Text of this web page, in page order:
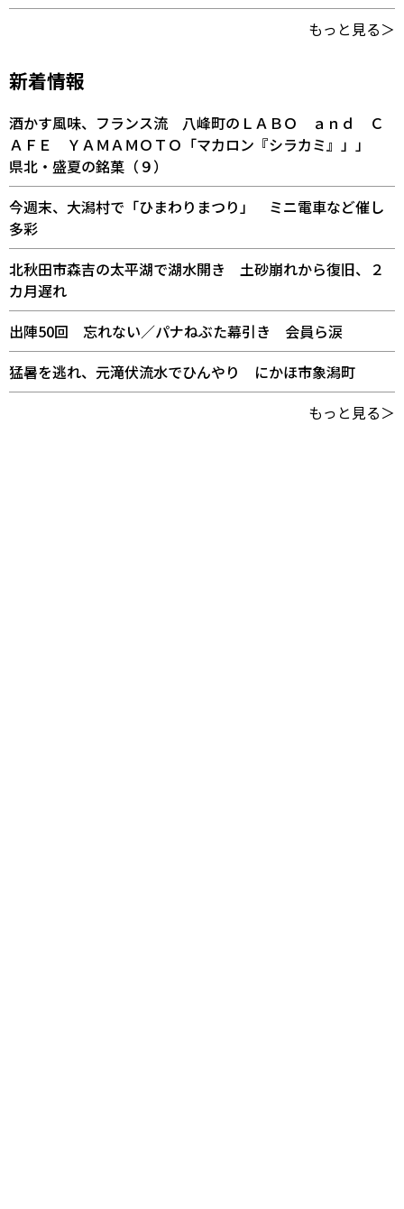
もっと見る＞
新着情報
酒かす風味、フランス流 八峰町のＬＡＢＯ ａｎｄ Ｃ
ＡＦＥ ＹＡＭＡＭＯＴＯ「マカロン『シラカミ』」」
県北・盛夏の銘菓（９）
今週末、大潟村で「ひまわりまつり」 ミニ電車など催し
多彩
北秋田市森吉の太平湖で湖水開き 土砂崩れから復旧、２
カ月遅れ
出陣50回 忘れない／パナねぶた幕引き 会員ら涙
猛暑を逃れ、元滝伏流水でひんやり にかほ市象潟町
もっと見る＞